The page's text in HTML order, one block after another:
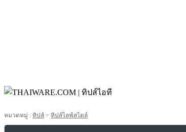
หมวดหมู่ : ทิปส์ > ทิปส์ไลฟ์สไตล์